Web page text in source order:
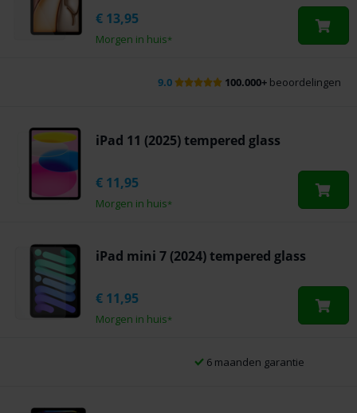
Morgen in huis*
€ 13,95
iPad 11 (2025) tempered glass
Morgen in huis*
€ 11,95
100.000+beoordelingen
iPad mini 7 (2024) tempered glass
Morgen in huis*
€ 11,95
6 maanden garantie